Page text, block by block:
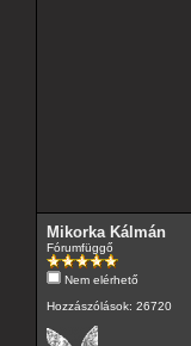
Mikorka Kálmán
Fórumfüggő
Nem elérhető
Hozzászólások: 26720